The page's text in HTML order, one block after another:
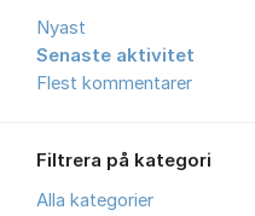
Nyast
Senaste aktivitet
Flest kommentarer
Filtrera på kategori
Alla kategorier